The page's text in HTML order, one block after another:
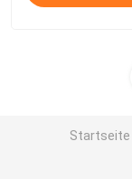
Startseite